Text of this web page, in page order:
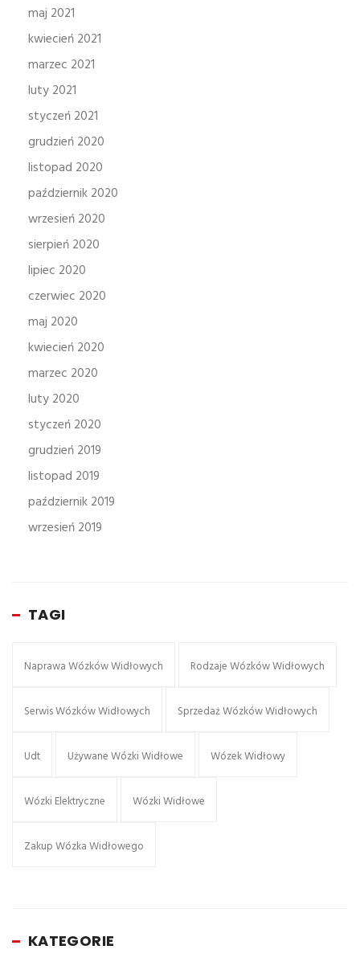
maj 2021
kwiecień 2021
marzec 2021
luty 2021
styczeń 2021
grudzień 2020
listopad 2020
październik 2020
wrzesień 2020
sierpień 2020
lipiec 2020
czerwiec 2020
maj 2020
kwiecień 2020
marzec 2020
luty 2020
styczeń 2020
grudzień 2019
listopad 2019
październik 2019
wrzesień 2019
TAGI
Naprawa Wózków Widłowych Rodzaje Wózków Widłowych
Serwis Wózków Widłowych Sprzedaż Wózków Widłowych
Udt Używane Wózki Widłowe Wózek Widłowy
Wózki Elektryczne Wózki Widłowe
Zakup Wózka Widłowego
KATEGORIE